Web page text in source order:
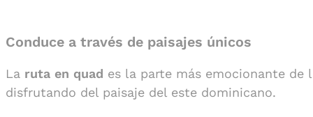
Conduce a través de paisajes únicos
La ruta en quad es la parte más emocionante de
disfrutando del paisaje del este dominicano.